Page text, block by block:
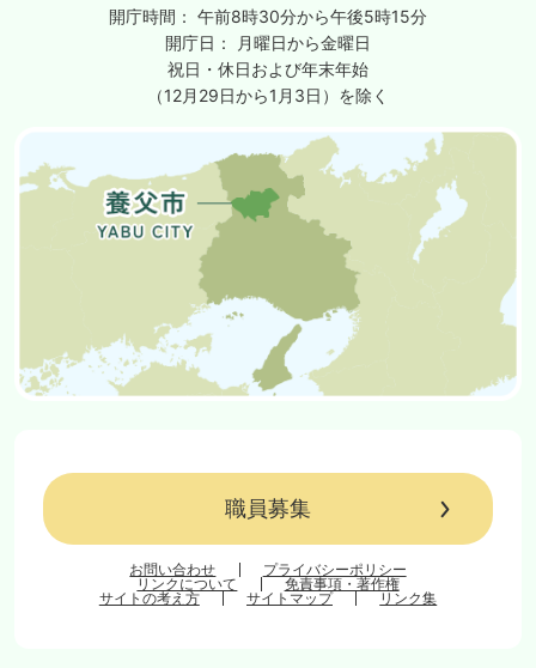
開庁時間： 午前8時30分から午後5時15分
開庁日：
月曜日から金曜日
祝日・休日および年末年始
（12月29日から1月3日）を除く
職員募集
お問い合わせ
プライバシーポリシー
リンクについて
免責事項・著作権
サイトの考え方
サイトマップ リンク集